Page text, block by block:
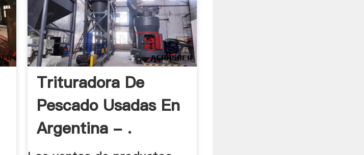
Trituradora De
Pescado Usadas En
Argentina - .